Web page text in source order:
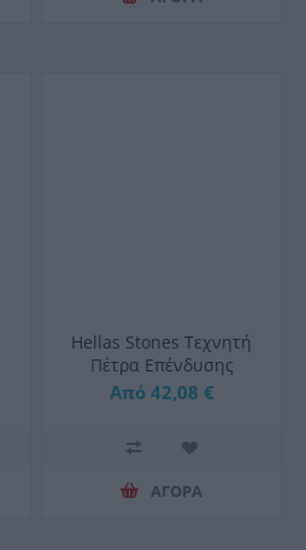
Hellas Stones Τεχνητή
Πέτρα Επένδυσης
Selena Brown & Corner
Από 42,08 €
ΑΓΟΡΑ